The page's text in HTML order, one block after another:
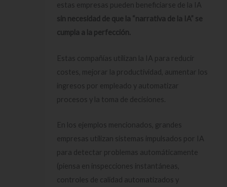
estas empresas pueden beneficiarse de la IA
sin necesidad de que la “narrativa de la IA” se
cumpla a la perfección.
Estas compañías utilizan la IA para reducir
costes, mejorar la productividad, aumentar los
ingresos por empleado y automatizar
procesos y la toma de decisiones.
En los ejemplos mencionados, grandes
empresas utilizan sistemas impulsados por IA
para detectar problemas automáticamente
(piensa en inspecciones instantáneas,
controles de calidad automatizados y